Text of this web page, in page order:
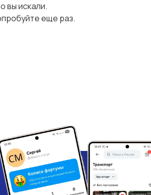
вы искали.
еще раз.